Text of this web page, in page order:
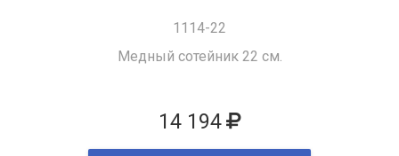
1114-22
Медный сотейник 22 см.
14 194